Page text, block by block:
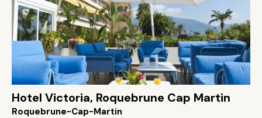
Hotel Victoria, Roquebrune Cap Martin
Roquebrune-Cap-Martin